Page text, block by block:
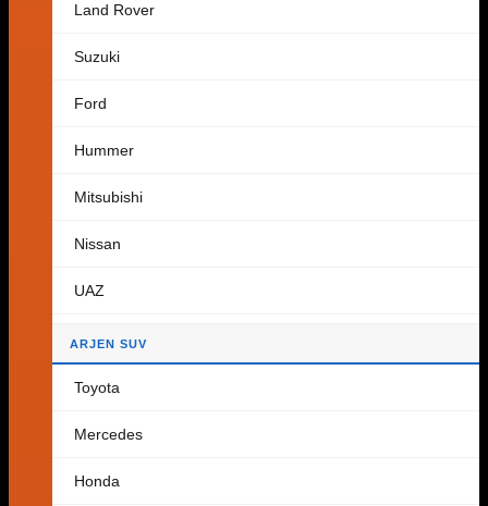
Ostoskori
Palaa kauppaan
Land Rover
Suzuki
Ford
Hummer
Mitsubishi
Nissan
UAZ
ARJEN SUV
Toyota
Mercedes
Honda